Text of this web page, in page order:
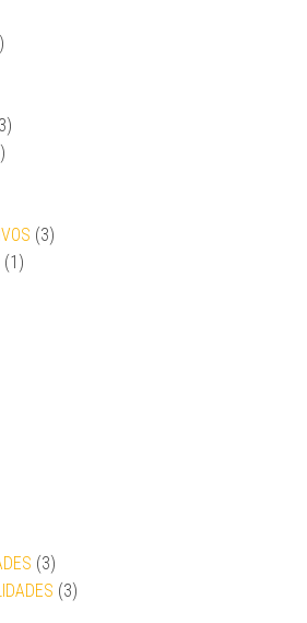
(3)
(1)
(3)
(3)